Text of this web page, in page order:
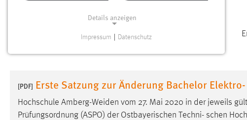
[PDF] Erste Satzung zur Änderung Bachelor
Hochschule Amberg-Weiden vom 27. Mai 2020 in der jeweils
Prüfungsordnung (ASPO) der Ostbayerischen Techni- schen
Details anzeigen
Website erforderlich.
Einverständnis
Impressum Datenschutz